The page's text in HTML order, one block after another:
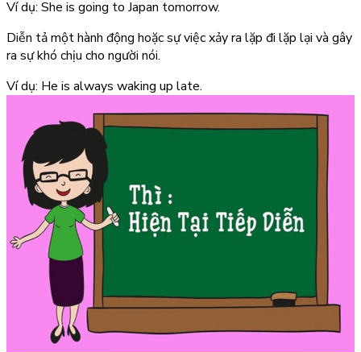
Ví dụ: She is going to Japan tomorrow.
Diễn tả một hành động hoặc sự việc xảy ra lặp đi lặp lại và gây
ra sự khó chịu cho người nói.
Ví dụ: He is always waking up late.